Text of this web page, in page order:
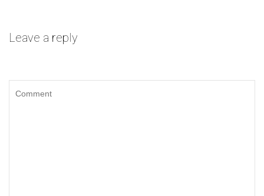
Leave a reply